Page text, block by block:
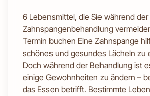
6 Lebensmittel, die Sie während der
Zahnspangenbehandlung
Termin buchen Eine Zahnspange
schönes und gesundes Lächeln zu
Doch während der Behandlung ist
einige Gewohnheiten zu ändern –
das Essen betrifft. Bestimmte